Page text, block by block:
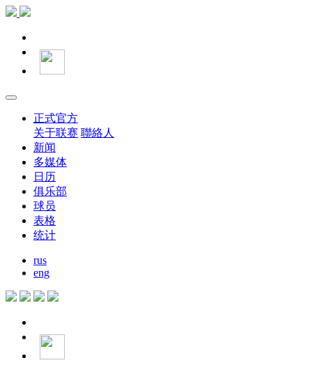
正式官方
关于联赛 聯絡人
新闻
多媒体
日历
俱乐部
球员
表格
统计
rus
eng